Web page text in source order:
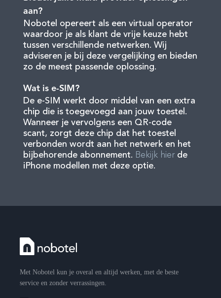
aan?
Nobotel opereert als een virtual operator
waardoor je als klant de vrije keuze hebt
tussen verschillende netwerken. Wij
adviseren je bij deze vergelijking en bieden
zo de meest passende oplossing.
Wat is e-SIM?
De e-SIM werkt door middel van een extra
chip die is toegevoegd aan jouw toestel.
Wanneer je vervolgens een QR-code
scant, zorgt deze chip dat het toestel
verbonden wordt aan het netwerk en het
bijbehorende abonnement. Bekijk hierde
iPhone modellen met deze optie.
Met Nobotel kun je overal en altijd werken, met de beste
service en zonder verrassingen.